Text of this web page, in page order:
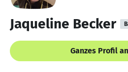
Jaqueline Becker
Ganzes Profil